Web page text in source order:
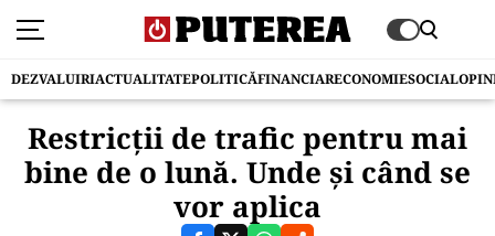
DEZVALUIRIACTUALITATEPOLITICĂFINANCIARECONOMIESOCIAL
Restricții de trafic pentru mai
bine de o lună. Unde și când se
vor aplica